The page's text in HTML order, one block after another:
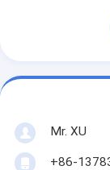
Mr. XU
+86-